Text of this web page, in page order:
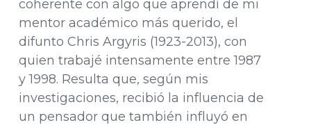
coherente con algo que aprendí de mi
mentor académico más querido, el
difunto Chris Argyris (1923-2013), con
quien trabajé intensamente entre 1987
y 1998. Resulta que, según mis
investigaciones, recibió la influencia de
un pensador que también influyó en